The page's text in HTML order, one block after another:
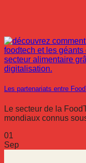
Les partenariats entre
Le secteur de la
mondiaux connus
01
Sep